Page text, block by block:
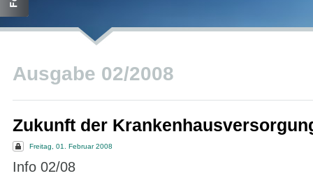
Ausgabe 02/2008
Zukunft der
Freitag, 01. Februar 2008
Info 02/08